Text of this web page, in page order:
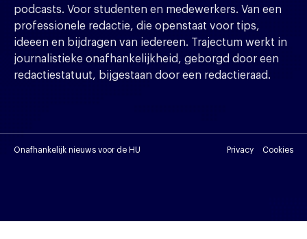
podcasts. Voor studenten en medewerkers. Van een
professionele redactie, die openstaat voor tips,
ideeen en bijdragen van iedereen. Trajectum werkt in
journalistieke onafhankelijkheid, geborgd door een
redactiestatuut, bijgestaan door een redactieraad.
Onafhankelijk nieuws voor de HU Privacy Cookies